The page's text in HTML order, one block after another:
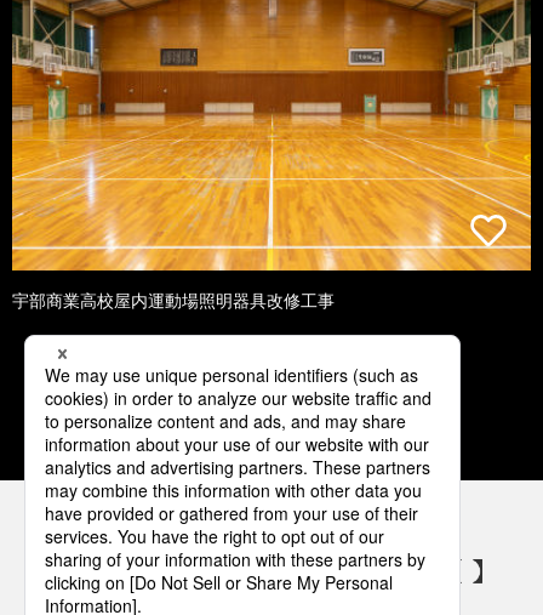
宇部商業高校屋内運動場照明器具改修工事
1 2 3 4 5
パナソニックの電気設備 SNSアカウント